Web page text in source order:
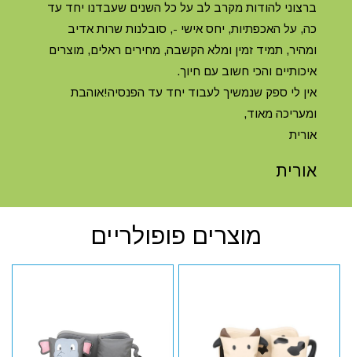
ברצוני להודות מקרב לב על כל השנים שעבדנו יחד עד
כה, על האכפתיות, יחס אישי -, סובלנות שרות אדיב
ומהיר, תמיד זמין ומלא הקשבה, מחירים ראלים, מוצרים
איכותיים והכי חשוב עם חיוך.
אין לי ספק שנמשיך לעבוד יחד עד הפנסיה!אוהבת
ומעריכה מאוד,
אורית
אורית
מוצרים פופולריים